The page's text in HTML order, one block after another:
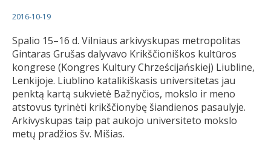
2016-10-19
Spalio 15–16 d. Vilniaus arkivyskupas metropolitas
Gintaras Grušas dalyvavo Krikščioniškos kultūros
kongrese (Kongres Kultury Chrześcijańskiej) Liubline,
Lenkijoje. Liublino katalikiškasis universitetas jau
penktą kartą sukvietė Bažnyčios, mokslo ir meno
atstovus tyrinėti krikščionybę šiandienos pasaulyje.
Arkivyskupas taip pat aukojo universiteto mokslo
metų pradžios šv. Mišias.